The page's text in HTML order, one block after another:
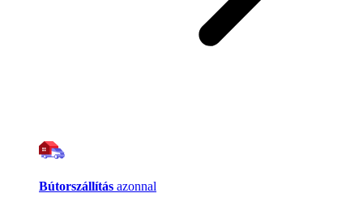
Bútorszállítás azonnal